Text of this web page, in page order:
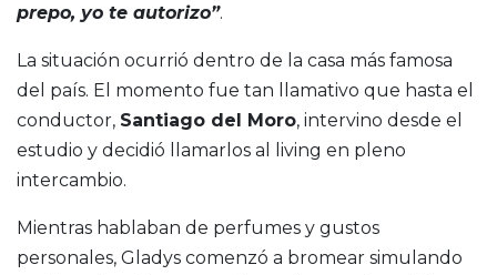
prepo, yo te autorizo”.
La situación ocurrió dentro de la casa más famosa
del país. El momento fue tan llamativo que hasta el
conductor, Santiago del Moro, intervino desde el
estudio y decidió llamarlos al living en pleno
intercambio.
Mientras hablaban de perfumes y gustos
personales, Gladys comenzó a bromear simulando